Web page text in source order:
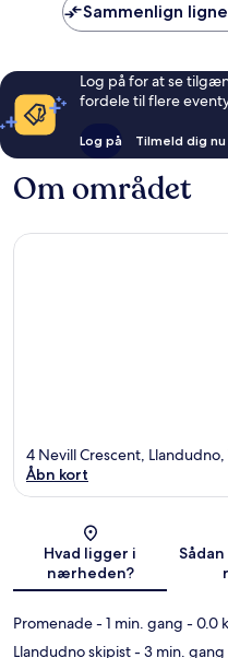
Sammenlign
Log på for at se
fordele til flere
Log på Tilmeld dig
Om området
4 Nevill Crescent, Llandudno,
Åbn kort
Hvad ligger i
nærheden?
Promenade- 1 min. gang - 0.0
Llandudno skipist- 3 min. gang